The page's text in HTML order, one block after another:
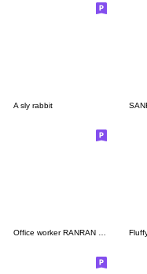
A sly rabbit
Office worker RANRAN (Japanese)